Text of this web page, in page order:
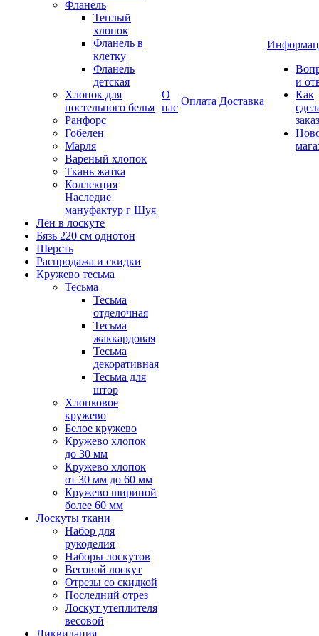
Фланель
Теплый
хлопок
Фланель в
клетку
Фланель
детская
Хлопок для
постельного белья
Ранфорс
Гобелен
Марля
Вареный хлопок
Ткань жатка
Коллекция
Наследие
мануфактур г Шуя
Лён в лоскуте
Бязь 220 см однотон
Шерсть
Распродажа и скидки
Кружево тесьма
Тесьма
Тесьма
отделочная
Тесьма
жаккардовая
Тесьма
декоративная
Тесьма для
штор
Хлопковое
кружево
Белое кружево
Кружево хлопок
до 30 мм
Кружево хлопок
от 30 мм до 60 мм
Кружево шириной
более 60 мм
Лоскуты ткани
Набор для
рукоделия
Наборы лоскутов
Весовой лоскут
Отрезы со скидкой
Последний отрез
Лоскут утеплителя
весовой
Ликвидация
О
нас
Оплата Доставка
и
Как
заказ